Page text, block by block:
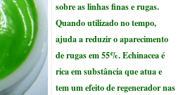
sobre as linhas finas e rugas.
Quando utilizado no tempo,
ajuda a reduzir o aparecimento
de rugas em 55%. Echinacea é
rica em substância que atua e
tem um efeito de regenerador nas